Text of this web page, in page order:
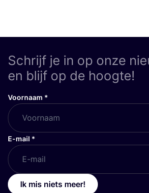
Schrijf je in op onze
en blijf op de hoogte!
Voornaam *
E-mail *
Ik mis niets meer!